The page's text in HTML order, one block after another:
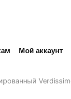
Мой аккаунт